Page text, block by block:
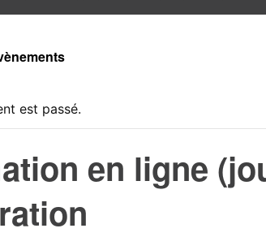
est passé.
en ligne